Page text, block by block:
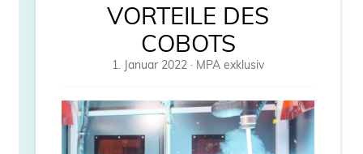
VORTEILE DES
COBOTS
1. Januar 2022 · MPA exklusiv